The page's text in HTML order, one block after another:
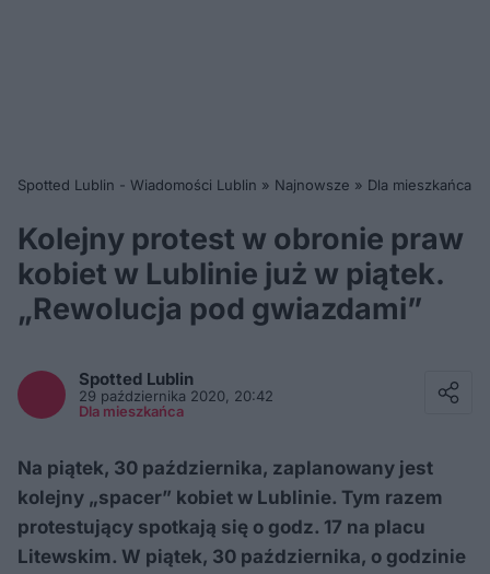
Spotted Lublin - Wiadomości Lublin » Najnowsze » Dla mieszkańca
Kolejny protest w obronie praw
kobiet w Lublinie już w piątek.
„Rewolucja pod gwiazdami”
Spotted Lublin
29 października 2020, 20:42
Dla mieszkańca
Na piątek, 30 października, zaplanowany jest
kolejny „spacer” kobiet w Lublinie. Tym razem
protestujący spotkają się o godz. 17 na placu
Litewskim. W piątek, 30 października, o godzinie